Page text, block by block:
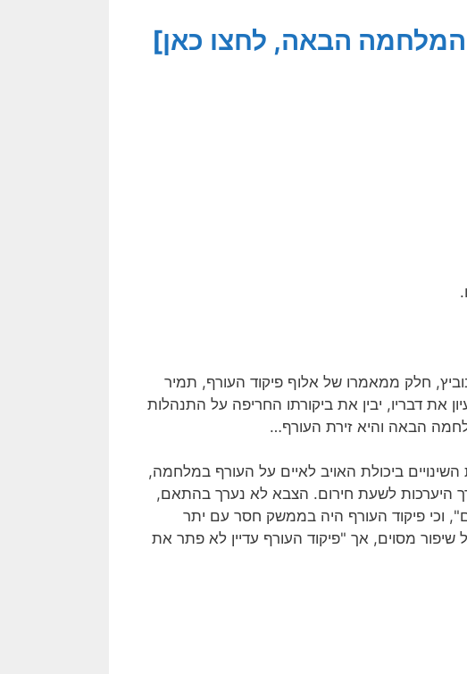
הבאה, לחצו כאן]
חלק ממאמרו של אלוף פיקוד העורף, תמיר
את דבריו, יבין את ביקורתו החריפה על התנהלות
הבאה והיא זירת העורף…
ביכולת האויב לאיים על העורף במלחמה,
היערכות לשעת חירום. הצבא לא נערך בהתאם,
וכי פיקוד העורף היה בממשק חסר עם יתר
מסוים, אך "פיקוד העורף עדיין לא פתר את